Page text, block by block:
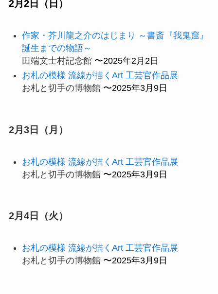
2月2日（日）
作家・芥川龍之介のはじまり ～書斎『我鬼窟』
誕生までの物語～
田端文士村記念館 〜2025年2月2日
お札の模様 流線が描くArt 工芸官作品展
お札と切手の博物館 〜2025年3月9日
2月3日（月）
お札の模様 流線が描くArt 工芸官作品展
お札と切手の博物館 〜2025年3月9日
2月4日（火）
お札の模様 流線が描くArt 工芸官作品展
お札と切手の博物館 〜2025年3月9日